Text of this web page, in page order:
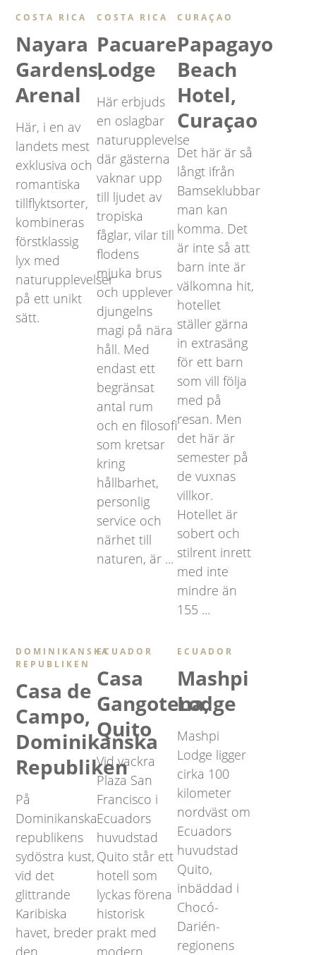
COSTA RICA
Nayara
Gardens,
Arenal
Här, i en av
landets mest
exklusiva och
romantiska
tillflyktsorter,
kombineras
förstklassig
lyx med
naturupplevelser
på ett unikt
sätt.
COSTA RICA
Pacuare
Lodge
Här erbjuds
en oslagbar
naturupplevelse
där gästerna
vaknar upp
till ljudet av
tropiska
fåglar, vilar till
flodens
mjuka brus
och upplever
djungelns
magi på nära
håll. Med
endast ett
begränsat
antal rum
och en filosofi
som kretsar
kring
hållbarhet,
personlig
service och
närhet till
naturen, är ...
CURAÇAO
Papagayo
Beach
Hotel,
Curaçao
Det här är så
långt ifrån
Bamseklubbar
man kan
komma. Det
är inte så att
barn inte är
välkomna hit,
hotellet
ställer gärna
in extrasäng
för ett barn
som vill följa
med på
resan. Men
det här är
semester på
de vuxnas
villkor.
Hotellet är
sobert och
stilrent inrett
med inte
mindre än
155 ...
DOMINIKANSKA
REPUBLIKEN
Casa de
Campo,
Dominikanska
Republiken
På
Dominikanska
republikens
sydöstra kust,
vid det
glittrande
Karibiska
havet, breder
den
ECUADOR
Casa
Gangotena,
Quito
Vid vackra
Plaza San
Francisco i
Ecuadors
huvudstad
Quito står ett
hotell som
lyckas förena
historisk
prakt med
modern
ECUADOR
Mashpi
Lodge
Mashpi
Lodge ligger
cirka 100
kilometer
nordväst om
Ecuadors
huvudstad
Quito,
inbäddad i
Chocó-
Darién-
regionens